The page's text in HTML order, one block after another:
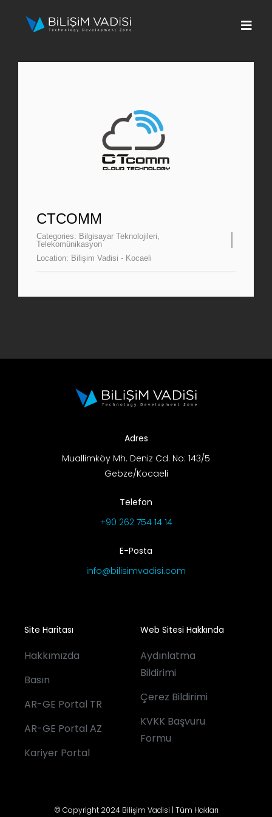
Hakkımızda
Programlar
Basın
EN
CTCOMM
Categories: Bilgisayar Teknolojileri
Telekomünikasyon
Location: Bilişim Vadisi - Kocaeli
Adres
Muallimköy Mh. Deniz Cd. No: 143/5
Gebze/Kocaeli
Telefon
+90 262 754 14 14
E-Posta
info@bilisimvadisi.com
Site Haritası
Hakkımızda
Basın
AR-GE Portal TR
AR-GE Portal AZ
Kariyer Portal
Web Sitesi Hakkında
Aydınlatma
Bildirimi
Çerez Bildirimi
KVKK Başvuru
Formu
© Copyright 2024 Bilişim Vadisi | Tüm Hakları